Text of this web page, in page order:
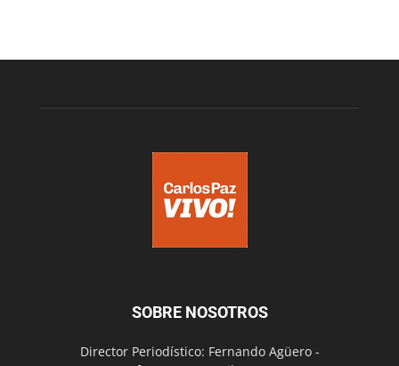
SOBRE NOSOTROS
Director Periodístico: Fernando Agüero -